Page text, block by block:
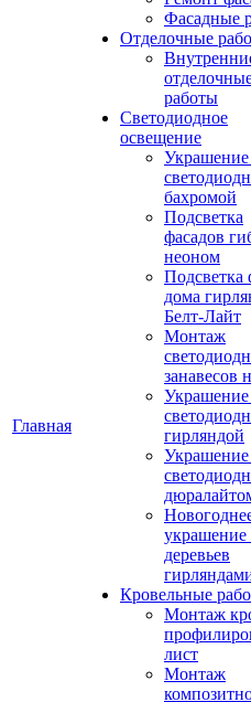
Главная
Фасадные
Отделочные
работы
Светодиодное
освещение
Украшение
бахромой
Подсветка
фасадов
неоном
Подсветка
дома
Белт-Лайт
Монтаж
занавесов
Украшение
гирляндой
Украшение
украшение
деревьев
Кровельные
Монтаж
лист
Монтаж